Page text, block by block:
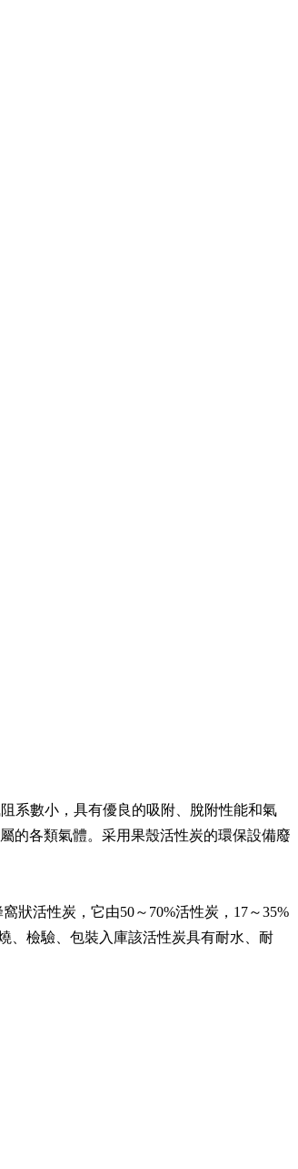
系數小，具有優良的吸附、脫附性能和氣
的各類氣體。采用果殼活性炭的環保設備廢
狀活性炭，它由50～70%活性炭，17～35%
、檢驗、包裝入庫該活性炭具有耐水、耐